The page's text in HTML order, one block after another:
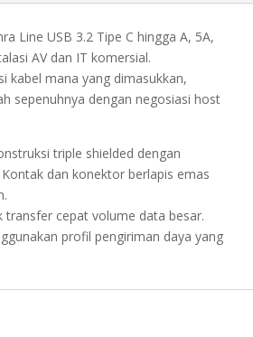
Line USB 3.2 Tipe C hingga A, 5A,
AV dan IT komersial.
kabel mana yang dimasukkan,
sepenuhnya dengan negosiasi host
triple shielded dengan
dan konektor berlapis emas
transfer cepat volume data besar.
profil pengiriman daya yang